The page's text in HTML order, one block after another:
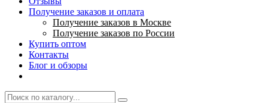
Получение заказов и оплата
Получение заказов в Москве
Получение заказов по России
Купить оптом
Контакты
Блог и обзоры